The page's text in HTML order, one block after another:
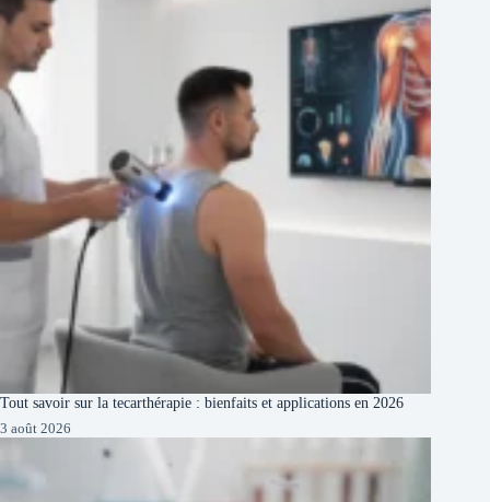
Tout savoir sur la tecarthérapie : bienfaits et applications en 2026
3 août 2026